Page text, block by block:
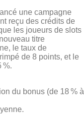
une campagne
reçu des crédits de
les joueurs de slots
titre
le taux de
de 8 points, et le
%.
du bonus (de 18 % à